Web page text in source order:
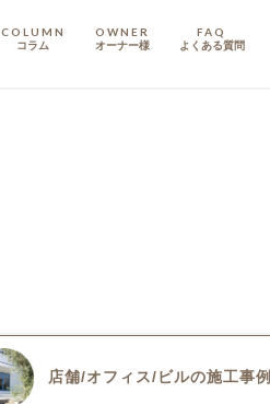
COLUMN
コラム
OWNER
オーナー様
FAQ
よくある質問
店舗/オフィス/ビルの施工事例